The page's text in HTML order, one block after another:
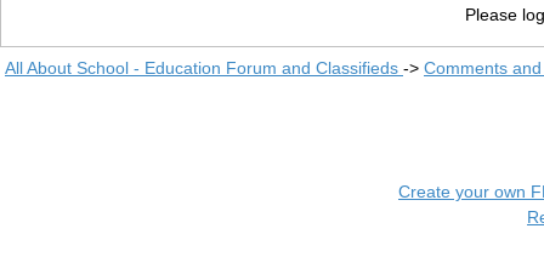
Please
All About School - Education Forum and Classifieds -> Comments
Create your own